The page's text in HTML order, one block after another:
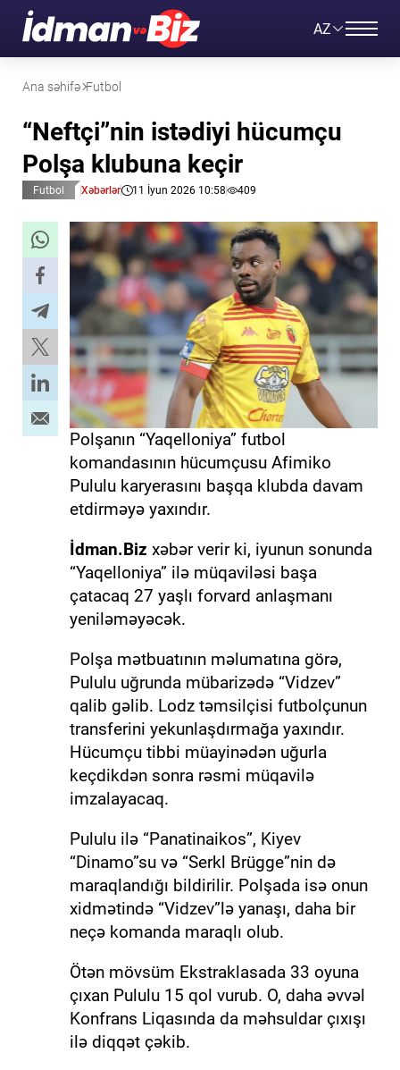
AZ
Ana səhifə Futbol
“Neftçi”nin istədiyi hücumçu
Polşa klubuna keçir
Futbol Xəbərlər 11 İyun 2026 10:58 409
Polşanın “Yaqelloniya” futbol
komandasının hücumçusu Afimiko
Pululu karyerasını başqa klubda davam
etdirməyə yaxındır.
İdman.Biz xəbər verir ki, iyunun sonunda
“Yaqelloniya” ilə müqaviləsi başa
çatacaq 27 yaşlı forvard anlaşmanı
yeniləməyəcək.
Polşa mətbuatının məlumatına görə,
Pululu uğrunda mübarizədə “Vidzev”
qalib gəlib. Lodz təmsilçisi futbolçunun
transferini yekunlaşdırmağa yaxındır.
Hücumçu tibbi müayinədən uğurla
keçdikdən sonra rəsmi müqavilə
imzalayacaq.
Pululu ilə “Panatinaikos”, Kiyev
“Dinamo”su və “Serkl Brügge”nin də
maraqlandığı bildirilir. Polşada isə onun
xidmətində “Vidzev”lə yanaşı, daha bir
neçə komanda maraqlı olub.
Ötən mövsüm Ekstraklasada 33 oyuna
çıxan Pululu 15 qol vurub. O, daha əvvəl
Konfrans Liqasında da məhsuldar çıxışı
ilə diqqət çəkib.